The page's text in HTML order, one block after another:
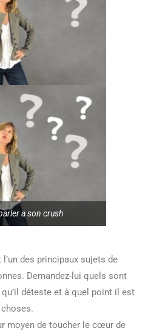
a son crush
des principaux sujets de
Demandez-lui quels sont
déteste et à quel point il est
moyen de toucher le cœur de